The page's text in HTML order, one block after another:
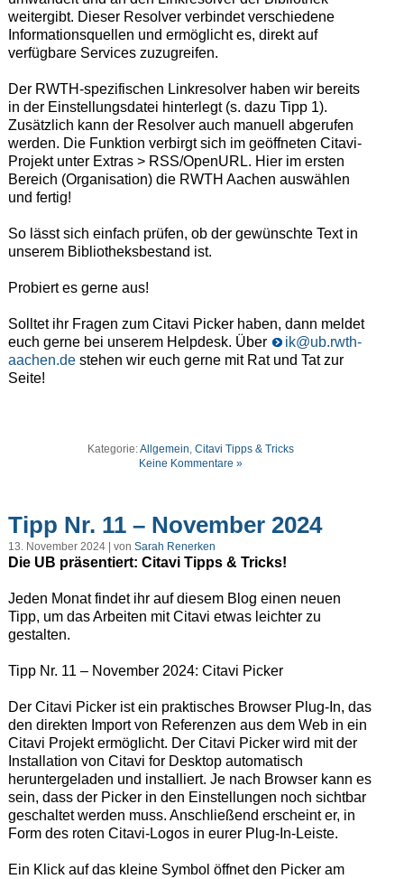
weitergibt. Dieser Resolver verbindet verschiedene
Informationsquellen und ermöglicht es, direkt auf
verfügbare Services zuzugreifen.
Der RWTH-spezifischen Linkresolver haben wir bereits
in der Einstellungsdatei hinterlegt (s. dazu Tipp 1).
Zusätzlich kann der Resolver auch manuell abgerufen
werden. Die Funktion verbirgt sich im geöffneten Citavi-
Projekt unter Extras > RSS/OpenURL. Hier im ersten
Bereich (Organisation) die RWTH Aachen auswählen
und fertig!
So lässt sich einfach prüfen, ob der gewünschte Text in
unserem Bibliotheksbestand ist.
Probiert es gerne aus!
Solltet ihr Fragen zum Citavi Picker haben, dann meldet
euch gerne bei unserem Helpdesk. Über
ik@ub.rwth-
aachen.destehen wir euch gerne mit Rat und Tat zur
Seite!
Kategorie:Allgemein,Citavi Tipps & Tricks
Keine Kommentare »
Tipp Nr. 11 – November 2024
13. November 2024 | von Sarah Renerken
Die UB präsentiert: Citavi Tipps & Tricks!
Jeden Monat findet ihr auf diesem Blog einen neuen
Tipp, um das Arbeiten mit Citavi etwas leichter zu
gestalten.
Tipp Nr. 11 – November 2024: Citavi Picker
Der Citavi Picker ist ein praktisches Browser Plug-In, das
den direkten Import von Referenzen aus dem Web in ein
Citavi Projekt ermöglicht. Der Citavi Picker wird mit der
Installation von Citavi for Desktop automatisch
heruntergeladen und installiert. Je nach Browser kann es
sein, dass der Picker in den Einstellungen noch sichtbar
geschaltet werden muss. Anschließend erscheint er, in
Form des roten Citavi-Logos in eurer Plug-In-Leiste.
Ein Klick auf das kleine Symbol öffnet den Picker am